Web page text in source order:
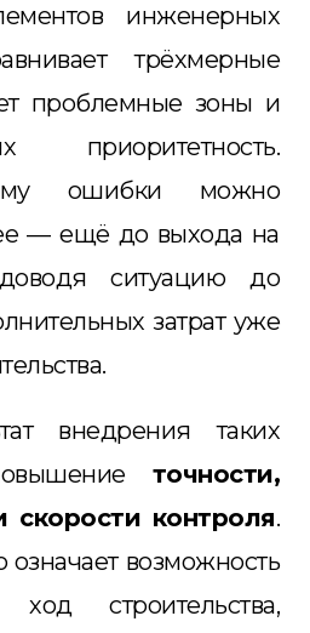
инженерных
трёхмерные
проблемные зоны и
приоритетность.
ошибки можно
— ещё до выхода на
ситуацию до
затрат уже
внедрения таких
точности,
скорости контроля.
означает возможность
строительства,